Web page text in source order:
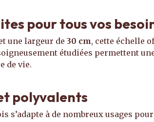
pour tous vos
une largeur de 30 cm, cette échelle
étudiées permettent
de vie.
polyvalents
s’adapte à de nombreux usages